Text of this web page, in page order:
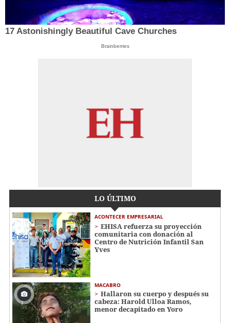
17 Astonishingly Beautiful Cave Churches
Brainberries
LO ÚLTIMO
ACONTECER EMPRESARIAL
EHISA refuerza su proyección
comunitaria con donación al
Centro de Nutrición Infantil San
Yves
MACABRO
Hallaron su cuerpo y después su
cabeza: Harold Ulloa Ramos,
menor decapitado en Yoro